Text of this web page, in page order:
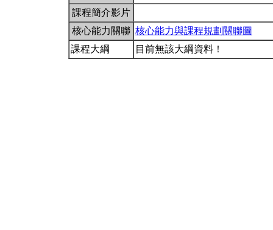
課程簡介影片
核心能力關聯 核心能力與課程規劃關聯圖
課程大綱
目前無該大綱資料！